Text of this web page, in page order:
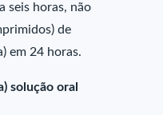
seis horas, não
de
em 24 horas.
solução oral